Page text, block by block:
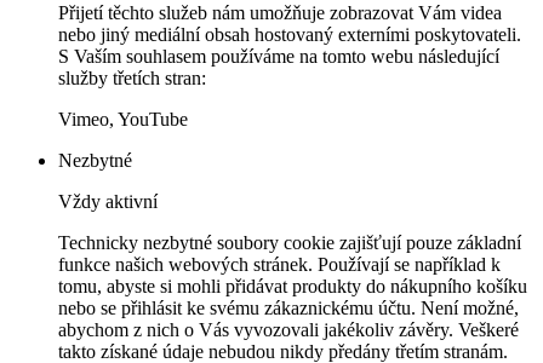
Přijetí těchto služeb nám umožňuje zobrazovat Vám videa
nebo jiný mediální obsah hostovaný externími poskytovateli.
S Vaším souhlasem používáme na tomto webu následující
služby třetích stran:
Vimeo, YouTube
Nezbytné
Vždy aktivní
Technicky nezbytné soubory cookie zajišťují pouze základní
funkce našich webových stránek. Používají se například k
tomu, abyste si mohli přidávat produkty do nákupního košíku
nebo se přihlásit ke svému zákaznickému účtu. Není možné,
abychom z nich o Vás vyvozovali jakékoliv závěry. Veškeré
takto získané údaje nebudou nikdy předány třetím stranám.